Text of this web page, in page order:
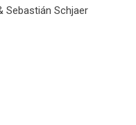
Sebastián Schjaer